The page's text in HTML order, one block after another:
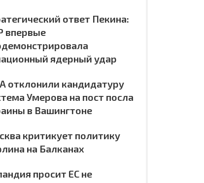
ответ Пекина:
впервые
ядерный удар
отклонили кандидатуру
Умерова на пост посла
в Вашингтоне
критикует политику
на Балканах
просит ЕС не